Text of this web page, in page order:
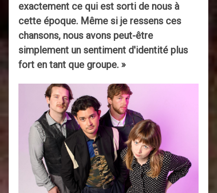
exactement ce qui est sorti de nous à
cette époque. Même si je ressens ces
chansons, nous avons peut-être
simplement un sentiment d'identité plus
fort en tant que groupe. »